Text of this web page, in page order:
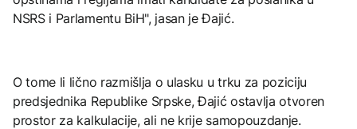
NSRS i Parlamentu BiH", jasan je Đajić.
O tome li lično razmišlja o ulasku u trku za poziciju
predsjednika Republike Srpske, Đajić ostavlja otvoren
prostor za kalkulacije, ali ne krije samopouzdanje.